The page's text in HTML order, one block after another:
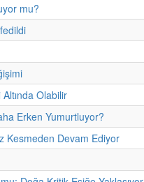
mu?
Olabilir
Erken Yumurtluyor?
Kesmeden Devam Ediyor